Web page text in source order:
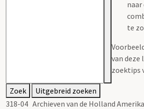
naar
te
van deze
zoektips
Zoek
Uitgebreid zoeken
318-04 Archieven van de Holland